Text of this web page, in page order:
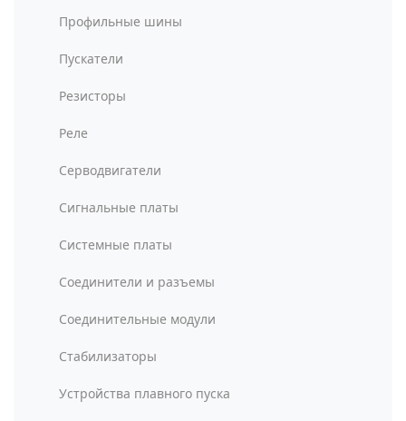
Профильные шины
Пускатели
Резисторы
Реле
Серводвигатели
Сигнальные платы
Системные платы
Соединители и разъемы
Соединительные модули
Стабилизаторы
Устройства плавного пуска